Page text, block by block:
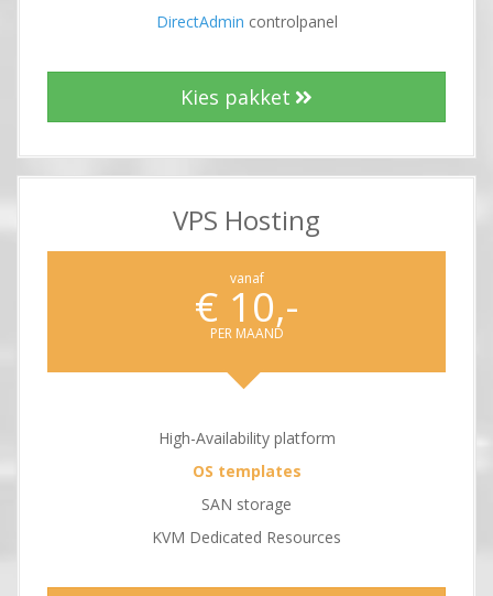
DirectAdmin controlpanel
Kies pakket
VPS Hosting
vanaf
€ 10,-
PER MAAND
High-Availability platform
OS templates
SAN storage
KVM Dedicated Resources